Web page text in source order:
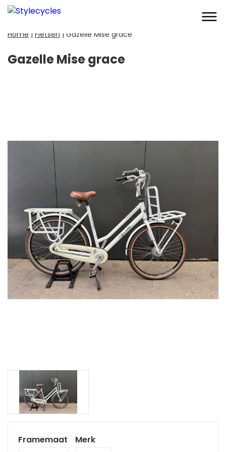
Home | Fietsen | Gazelle Mise grace
Gazelle Mise grace
Framemaat
Merk